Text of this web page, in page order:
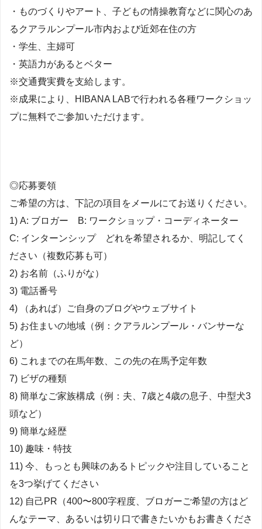
・ものづくりやアート、子どもの情操教育などに関心のあ
るクアラルンプール市内および近郊在住の方
・学生、主婦可
・英語力があるとベター
※交通費実費を支給します。
※成果により、HIBANA LABで行われる各種ワークショッ
プに無料でご参加いただけます。
◎応募要領
ご希望の方は、下記の項目をメールにてお送りください。
1) A: ブロガー B: ワークショップ・コーディネーター
C: インターンシップ どれを希望されるか、明記してく
ださい（複数応募も可）
2) お名前（ふりがな）
3) 電話番号
4) （あれば）ご自身のブログやウェブサイト
5) お住まいの地域（例：クアラルンプール・バンサーな
ど）
6) これまでの在馬年数、この先の在馬予定年数
7) ビザの種類
8) 簡単なご家族構成（例：夫、7歳と4歳の息子、中型犬3
頭など）
9) 簡単な経歴
10) 趣味・特技
11) 今、もっとも興味のあるトピックや注目していること
を3つ挙げてください
12) 自己PR（400〜800字程度、ブロガーご希望の方はど
んなテーマ、あるいは切り口で書きたいかもお書きくださ